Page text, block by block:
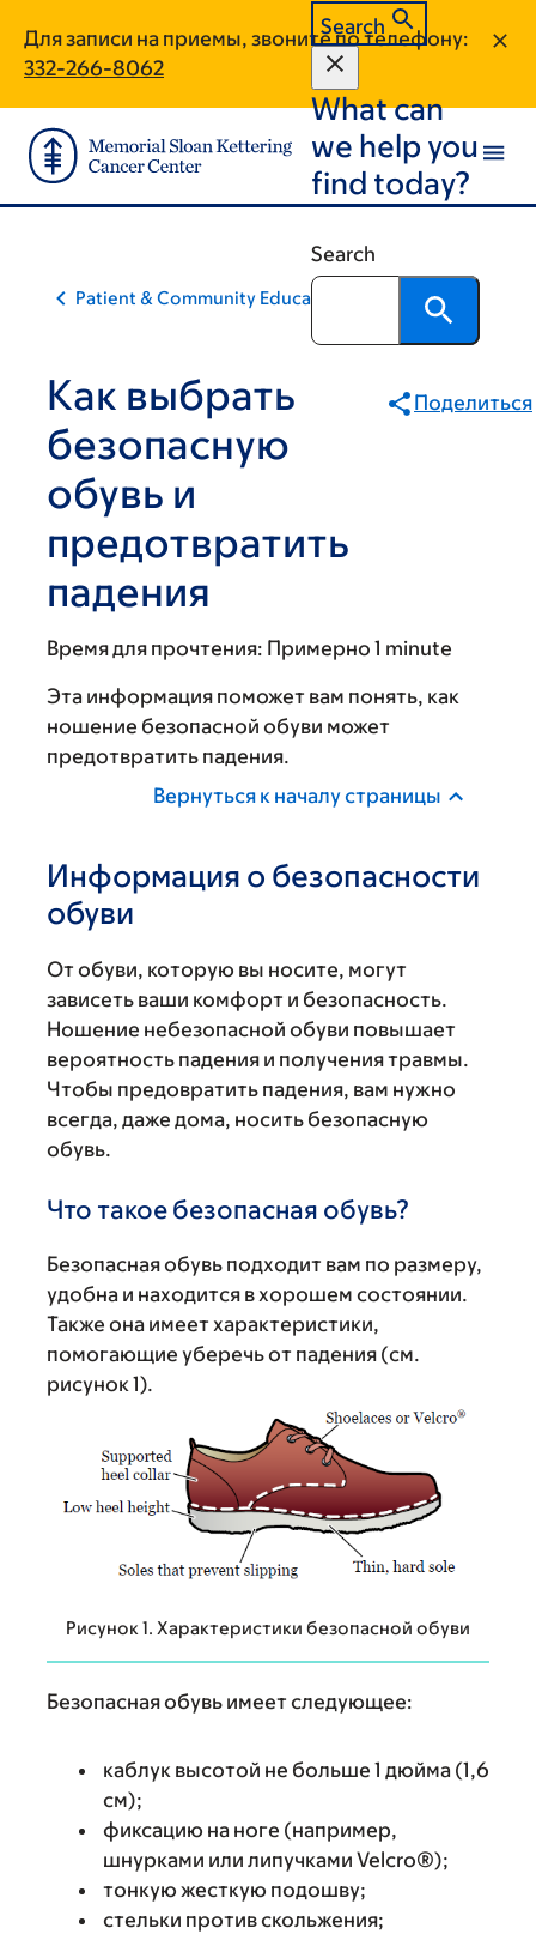
main
content
footer
Для записи на приемы, звоните по телефону:
332-266-8062
Search
What can
we help you
find today?
Search
Patient & Community Education
Как выбрать
безопасную
обувь и
предотвратить
падения
Поделиться
Время для прочтения: Примерно 1 minute
Эта информация поможет вам понять, как
ношение безопасной обуви может
предотвратить падения.
Вернуться к началу страницы
Информация о безопасности
обуви
От обуви, которую вы носите, могут
зависеть ваши комфорт и безопасность.
Ношение небезопасной обуви повышает
вероятность падения и получения травмы.
Чтобы предовратить падения, вам нужно
всегда, даже дома, носить безопасную
обувь.
Что такое безопасная обувь?
Безопасная обувь подходит вам по размеру,
удобна и находится в хорошем состоянии.
Также она имеет характеристики,
помогающие уберечь от падения (см.
рисунок 1).
Рисунок 1. Характеристики безопасной обуви
Безопасная обувь имеет следующее:
каблук высотой не больше 1 дюйма (1,6
см);
фиксацию на ноге (например,
шнурками или липучками Velcro®);
тонкую жесткую подошву;
стельки против скольжения;